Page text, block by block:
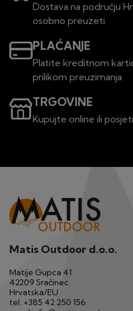
Dostava na području
osobno preuzeti.
PLAĆANJE
Platite kreditnom
prilikom preuzimanja.
TRGOVINE
Kupujte online ili
Matis Outdoor d.o.o.
Matije Gupca 41
42209 Sračinec
Hrvatska/EU
tel. +385 42 250 156